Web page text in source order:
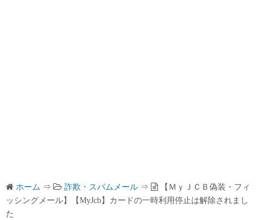
ホーム ⇒ 詐欺・スパムメール ⇒
【ＭｙＪＣＢ偽装・フィ
ッシングメール】【MyJcb】カードの一時利用停止は解除されまし
た